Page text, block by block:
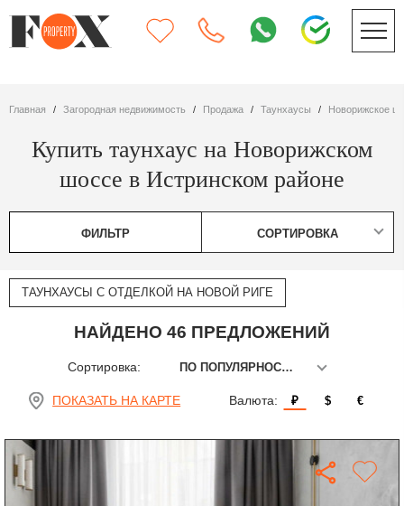
Главная Загородная недвижимость Продажа таунхаусы Новорижское
Купить таунхаус на Новорижском
шоссе в Истринском районе
ФИЛЬТР СОРТИРОВКА
ТАУНХАУСЫ С ОТДЕЛКОЙ НА НОВОЙ РИГЕ
НАЙДЕНО 46 ПРЕДЛОЖЕНИЙ
Сортировка: ПО ПОПУЛЯРНОСТИ
ПОКАЗАТЬ НА КАРТЕ Валюта: ₽ $ €